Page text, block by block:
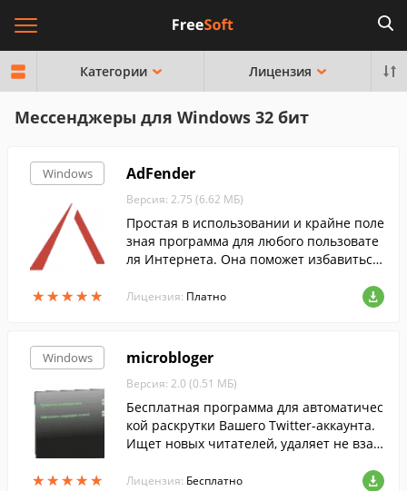
Категории Лицензия
Мессенджеры для Windows 32 бит
Windows
★★★★★
★★★★★
AdFender
Версия: 2.75 (6.62 МБ)
Простая в использовании и крайне поле
зная программа для любого пользовате
ля Интернета. Она поможет избавиться
веб-сайтах.
Лицензия: Платно
Windows
★★★★★
★★★★★
microbloger
Версия: 2.0 (0.51 МБ)
Бесплатная программа для автоматичес
кой раскрутки Вашего Twitter-аккаунта.
Ищет новых читателей, удаляет не взаи
тает ленту.
Лицензия: Бесплатно